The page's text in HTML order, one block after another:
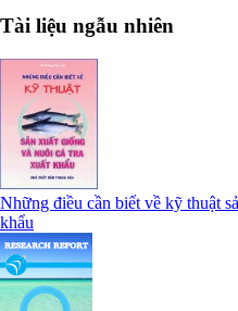
Tài liệu ngẫu nhiên
Những điều cần biết về kỹ thuật
khẩu